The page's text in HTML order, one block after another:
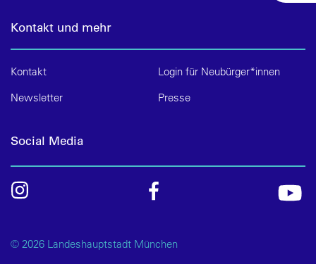
Kontakt und mehr
Kontakt
Login für Neubürger*innen
Newsletter
Presse
Social Media
© 2026 Landeshauptstadt München